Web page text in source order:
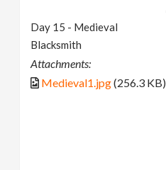
Day 15 - Medieval
Blacksmith
Attachments:
Medieval1.jpg(256.3 KB)